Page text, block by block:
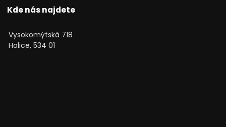
Kde nás najdete
Vysokomýtská 718
Holice, 534 01